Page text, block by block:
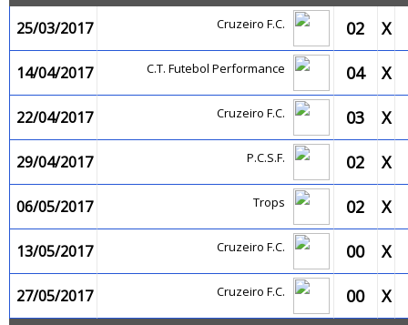
25/03/2017
Cruzeiro F.C. 02 X
14/04/2017 C.T. Futebol Performance 04 X
22/04/2017 Cruzeiro F.C. 03 X
29/04/2017 P.C.S.F. 02 X
06/05/2017 Trops 02 X
13/05/2017 Cruzeiro F.C. 00 X
27/05/2017 Cruzeiro F.C. 00 X